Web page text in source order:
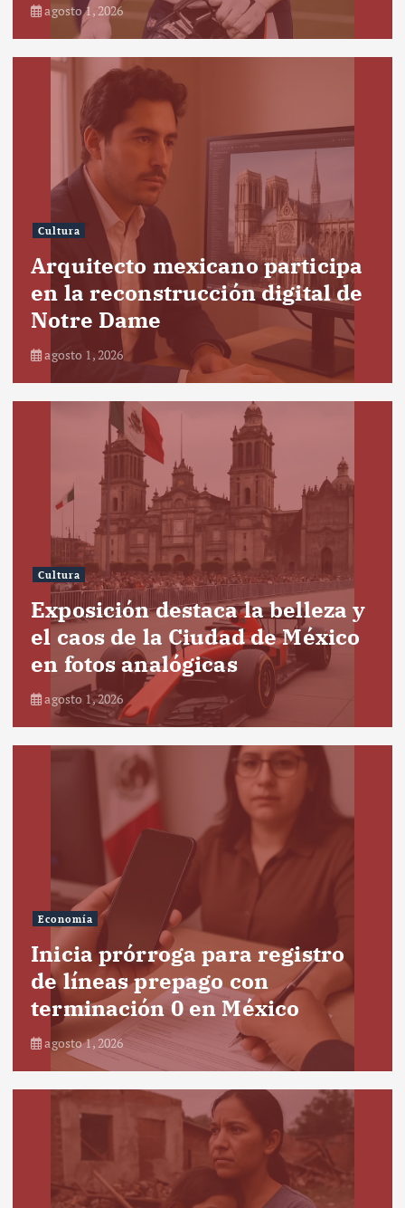
agosto 1, 2026
Cultura
Arquitecto mexicano participa
en la reconstrucción digital de
Notre Dame
agosto 1, 2026
Cultura
Exposición destaca la belleza y
el caos de la Ciudad de México
en fotos analógicas
agosto 1, 2026
Economía
Inicia prórroga para registro
de líneas prepago con
terminación 0 en México
agosto 1, 2026